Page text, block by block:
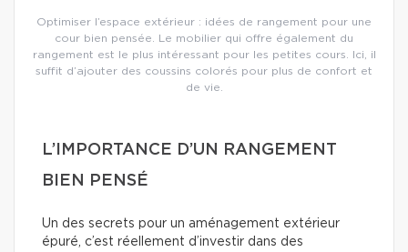
Optimiser l’espace extérieur : idées de rangement pour une
cour bien pensée. Le mobilier qui offre également du
rangement est le plus intéressant pour les petites cours. Ici, il
suffit d’ajouter des coussins colorés pour plus de confort et
de vie.
L’IMPORTANCE D’UN RANGEMENT
BIEN PENSÉ
Un des secrets pour un aménagement extérieur
épuré, c’est réellement d’investir dans des